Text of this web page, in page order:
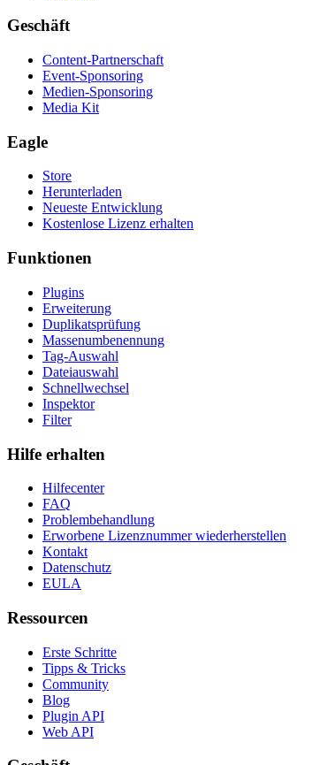
Geschäft
Content-Partnerschaft
Event-Sponsoring
Medien-Sponsoring
Media Kit
Eagle
Store
Herunterladen
Neueste Entwicklung
Kostenlose Lizenz erhalten
Funktionen
Plugins
Erweiterung
Duplikatsprüfung
Massenumbenennung
Tag-Auswahl
Dateiauswahl
Schnellwechsel
Inspektor
Filter
Hilfe erhalten
Hilfecenter
FAQ
Problembehandlung
Erworbene Lizenznummer wiederherstellen
Kontakt
Datenschutz
EULA
Ressourcen
Erste Schritte
Tipps & Tricks
Community
Blog
Plugin API
Web API